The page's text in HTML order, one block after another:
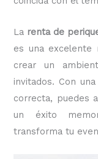
La renta de
es una excelente
crear un
invitados. Con
correcta, puedes
un éxito
transforma tu